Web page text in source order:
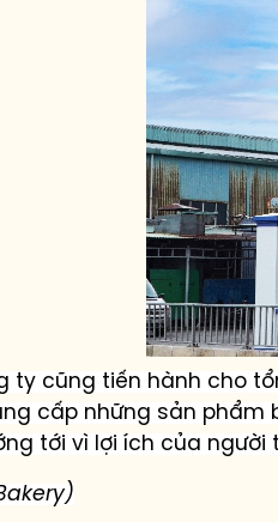
ty cũng tiến hành cho
cấp những sản phẩm
tới vì lợi ích của người